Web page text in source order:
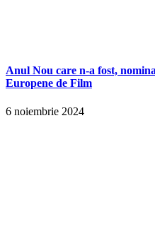
Anul Nou care n-a fost,
Europene de Film
6 noiembrie 2024